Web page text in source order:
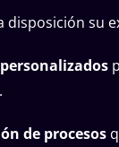
disposición su
de procesos